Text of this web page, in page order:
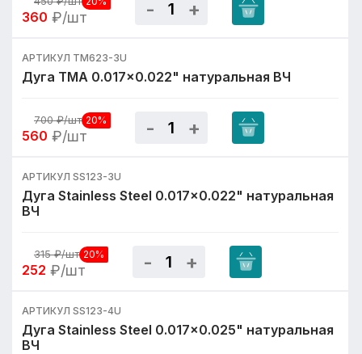
360 ₽/шт
АРТИКУЛ TM623-3U
Дуга TMA 0.017x0.022" натуральная ВЧ
700₽/шт 20%
560 ₽/шт
АРТИКУЛ SS123-3U
Дуга Stainless Steel 0.017x0.022" натуральная
ВЧ
315₽/шт 20%
252 ₽/шт
АРТИКУЛ SS123-4U
Дуга Stainless Steel 0.017x0.025" натуральная
ВЧ